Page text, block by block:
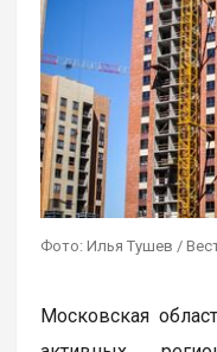
Фото: Илья Тушев /
Московская